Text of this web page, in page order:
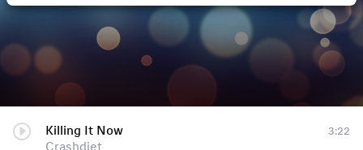
Killing It Now
Crashdiet
3:22